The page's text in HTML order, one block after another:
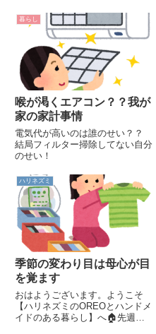
暮らし
喉が渇くエアコン？？我が
家の家計事情
電気代が高いのは誰のせい？？
結局フィルター掃除してない自分
のせい！
ハリネズミ
季節の変わり目は母心が目
を覚ます
おはようございます。ようこそ
【ハリネズミのOREOとハンドメ
イドのある暮らし】へ🏠先週あ